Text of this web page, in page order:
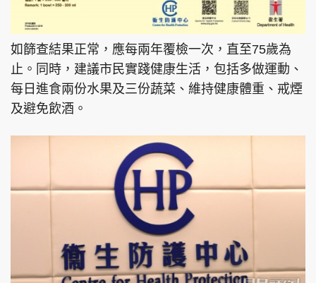
如篩查結果正常，應每兩年覆檢一次，直至75歲為
止。同時，建議市民實踐健康生活，包括多做運動、
每日進食兩份水果及三份蔬菜、維持健康體重、戒煙
及避免飲酒。